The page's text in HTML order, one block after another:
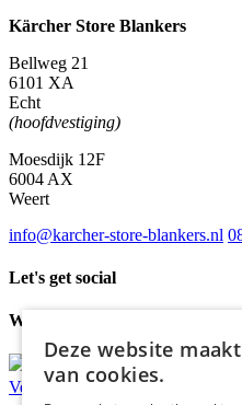
Kärcher Store Blankers
Bellweg 21
6101 XA
Echt
(hoofdvestiging)
Moesdijk 12F
6004 AX
Weert
info@karcher-store-blankers.nl
Let's get social
Waar wij voor staan
bezorging*
Verzonden binnen 48 uur*
Deze website
van cookies.